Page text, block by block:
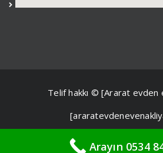
Telif hakkı © [Ararat evden
Arayın 0534